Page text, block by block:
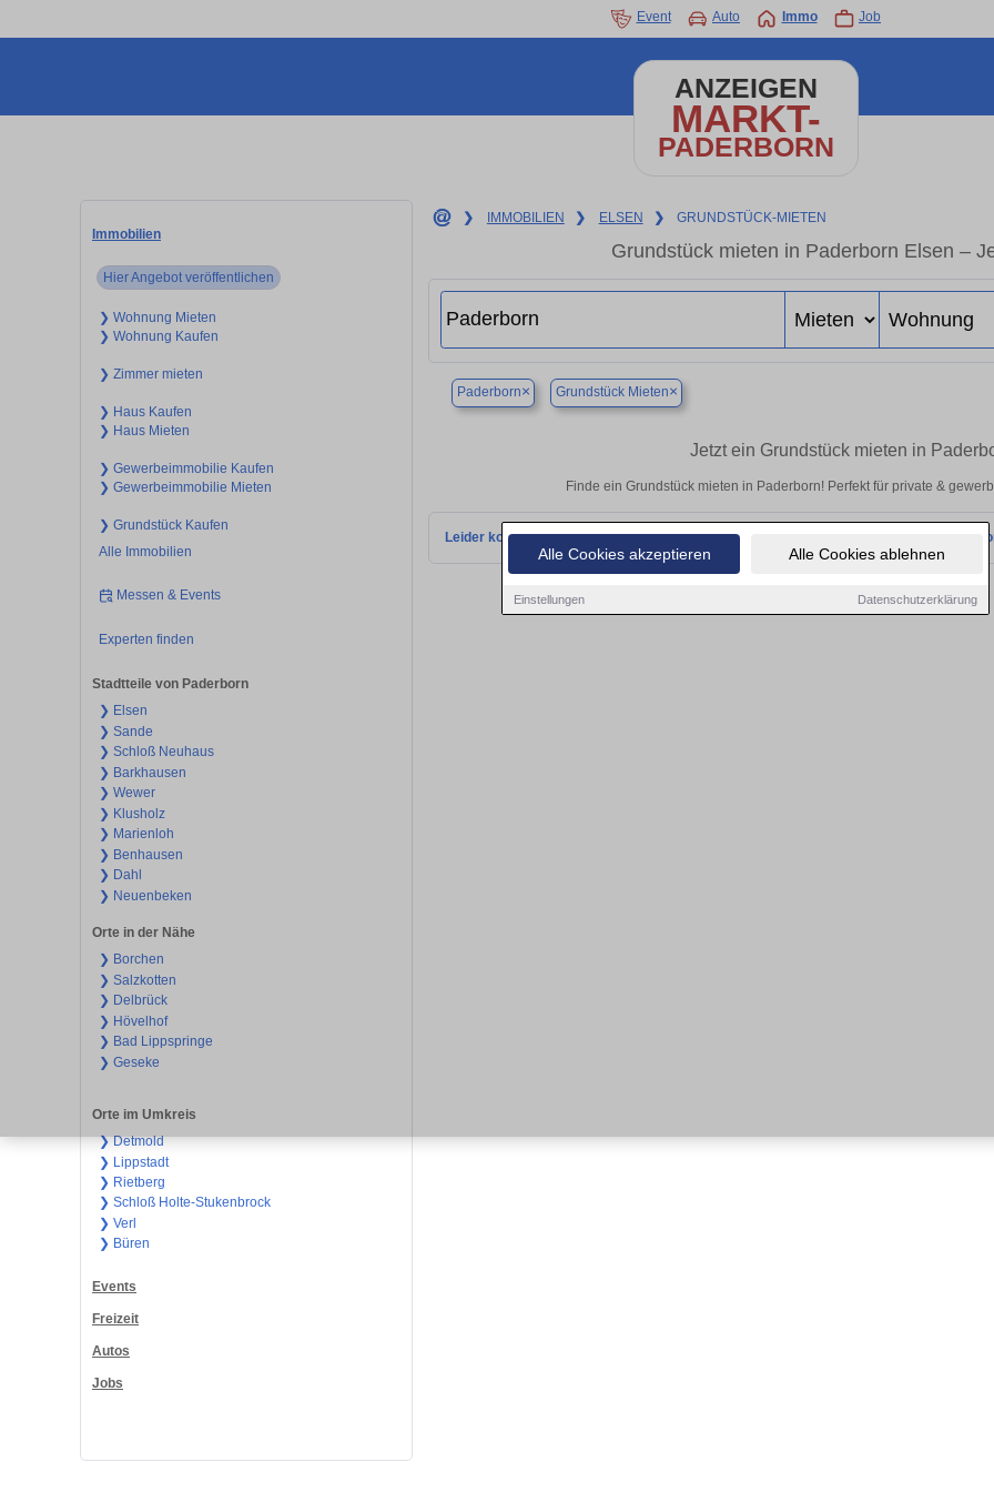
Alle Cookies akzeptieren Alle Cookies ablehnen
Einstellungen Datenschutzerklärung
Event Auto Immo Job
ANZEIGEN
MARKT-
PADERBORN
Immobilien
Hier Angebot veröffentlichen
❯ Wohnung Mieten
❯ Wohnung Kaufen
❯ Zimmer mieten
❯ Haus Kaufen
❯ Haus Mieten
❯ Gewerbeimmobilie Kaufen
❯ Gewerbeimmobilie Mieten
❯ Grundstück Kaufen
Alle Immobilien
Messen & Events
Experten finden
Stadtteile von Paderborn
❯ Elsen
❯ Sande
❯ Schloß Neuhaus
❯ Barkhausen
❯ Wewer
❯ Klusholz
❯ Marienloh
❯ Benhausen
❯ Dahl
❯ Neuenbeken
Orte in der Nähe
❯ Borchen
❯ Salzkotten
❯ Delbrück
❯ Hövelhof
❯ Bad Lippspringe
❯ Geseke
Orte im Umkreis
❯ Detmold
❯ Lippstadt
❯ Rietberg
❯ Schloß Holte-Stukenbrock
❯ Verl
❯ Büren
Events
Freizeit
Autos
Jobs
❯ IMMOBILIEN ❯ ELSEN ❯ GRUNDSTÜCK-MIETEN
Grundstück mieten in Paderborn Elsen –
Paderborn× Grundstück Mieten×
Jetzt ein Grundstück mieten in
Finde ein Grundstück mieten in Paderborn! Perfekt für private &
Leider konnten wir derzeit keine passenden Objekte finden. Schauen Sie bald wieder